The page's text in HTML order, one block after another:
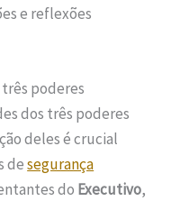
e reflexões
poderes
dos três poderes
deles é crucial
desegurança
do Executivo,